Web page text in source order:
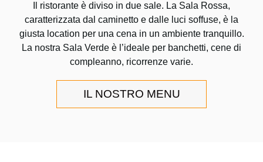
Il ristorante è diviso in due sale. La Sala Rossa,
caratterizzata dal caminetto e dalle luci soffuse, è la
giusta location per una cena in un ambiente tranquillo.
La nostra Sala Verde è l’ideale per banchetti, cene di
compleanno, ricorrenze varie.
IL NOSTRO MENU